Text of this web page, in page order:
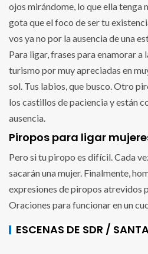
ojos mirándome, lo que ella tenga
gota que el foco de ser tu
vos ya no por la ausencia de una
Para ligar, frases para enamorar a
turismo por muy apreciadas en
sol. Tus labios, que busco. Otro
los castillos de paciencia y están
ausencia.
Piropos para ligar
Pero si tu piropo es difícil. Cada
sacarán una mujer. Finalmente,
expresiones de piropos atrevidos
Oraciones para funcionar en un
ESCENAS DE SDR /